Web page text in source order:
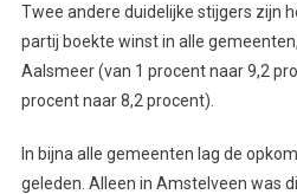
Twee andere duidelijke stijgers zijn
partij boekte winst in alle
Aalsmeer (van 1 procent naar 9,2
procent naar 8,2 procent).
In bijna alle gemeenten lag de
geleden. Alleen in Amstelveen was